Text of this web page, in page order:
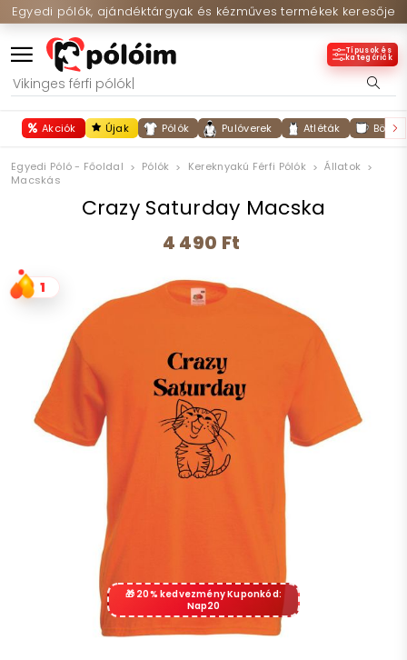
Egyedi pólók, ajándéktárgyak és kézműves termékek keresője
Típusok és
kategóriák
Akciók Újak Pólók Pulóverek Atléták
Egyedi Póló - Főoldal Pólók Kereknyakú Férfi Pólók
Állatok
Macskás
Crazy Saturday Macska
4 490 Ft
1
20% kedvezmény Kuponkód:
Nap20